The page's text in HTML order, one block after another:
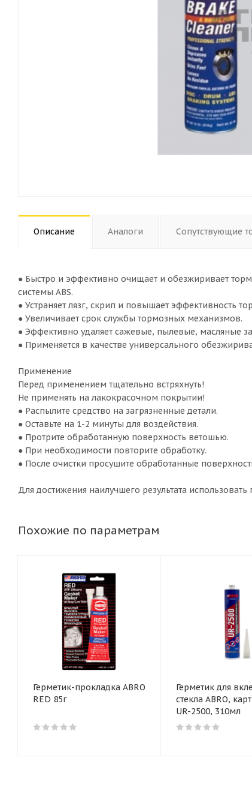
Описание Аналоги Сопутствующие
● Быстро и эффективно очищает и обезжиривает
системы ABS.
● Устраняет лязг, скрип и повышает эффективность
● Увеличивает срок службы тормозных механизмов.
● Эффективно удаляет сажевые, пылевые, масляные
● Применяется в качестве универсального
Применение
Перед применением тщательно встряхнуть!
Не применять на лакокрасочном покрытии!
● Распылите средство на загрязненные детали.
● Оставьте на 1-2 минуты для воздействия.
● Протрите обработанную поверхность ветошью.
● При необходимости повторите обработку.
● После очистки просушите обработанные
Для достижения наилучшего результата
Похожие по параметрам
Герметик-прокладка ABRO
RED 85г
Герметик для
стекла ABRO,
UR-2500, 310мл